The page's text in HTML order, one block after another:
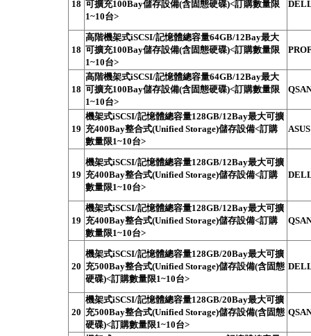
18 可擴充100Bay儲存設備(含固態硬碟)<訂購數量限
1~10台>
18
高階機架式iSCSI/記憶體總容量64GB/12Bay最大
可擴充100Bay儲存設備(含固態硬碟)<訂購數量限
1~10台>
18
高階機架式iSCSI/記憶體總容量64GB/12Bay最大
可擴充100Bay儲存設備(含固態硬碟)<訂購數量限
1~10台>
19
機架式iSCSI/記憶體總容量128GB/12Bay最大可擴
充400Bay整合式(Unified Storage)儲存設備<訂購
數量限1~10台>
19
機架式iSCSI/記憶體總容量128GB/12Bay最大可擴
充400Bay整合式(Unified Storage)儲存設備<訂購
數量限1~10台>
19
機架式iSCSI/記憶體總容量128GB/12Bay最大可擴
充400Bay整合式(Unified Storage)儲存設備<訂購
數量限1~10台>
20
機架式iSCSI/記憶體總容量128GB/20Bay最大可擴
充500Bay整合式(Unified Storage)儲存設備(含固態
硬碟)<訂購數量限1~10台>
20
機架式iSCSI/記憶體總容量128GB/20Bay最大可擴
充500Bay整合式(Unified Storage)儲存設備(含固態
硬碟)<訂購數量限1~10台>